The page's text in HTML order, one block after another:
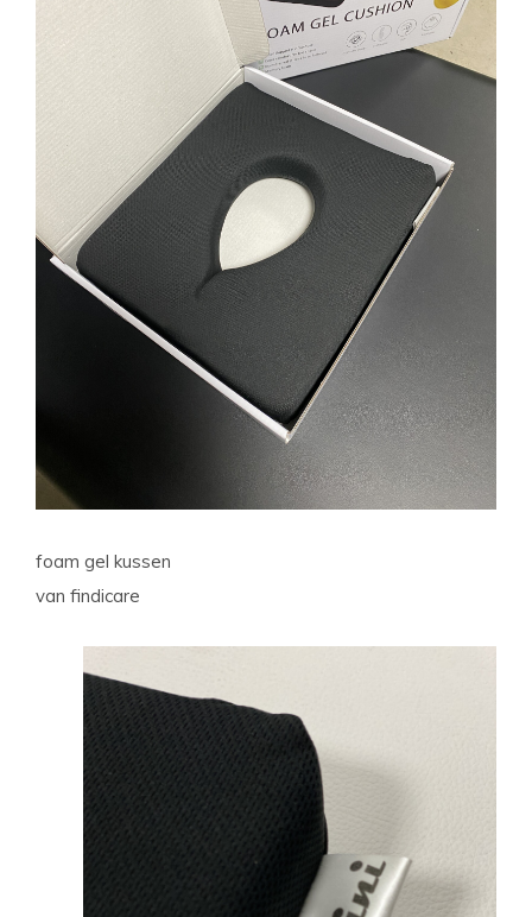
foam gel kussen
van findicare